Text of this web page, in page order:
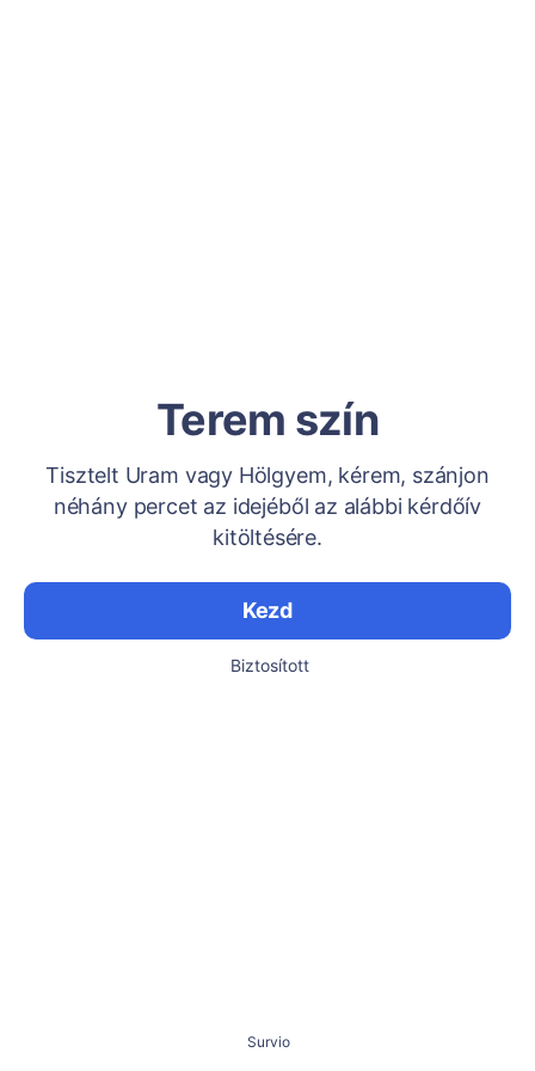
Terem szín
Tisztelt Uram vagy Hölgyem, kérem, szánjon
néhány percet az idejéből az alábbi kérdőív
kitöltésére.
Kezd
Biztosított
Survio